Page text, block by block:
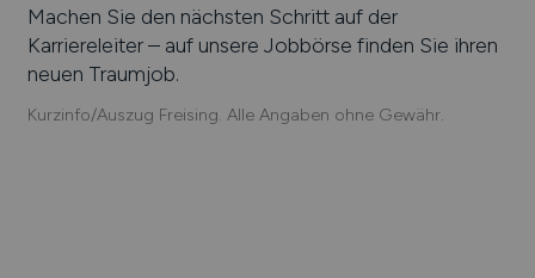
Machen Sie den nächsten Schritt auf der
Karriereleiter – auf unsere Jobbörse finden Sie ihren
neuen Traumjob.
Kurzinfo/Auszug Freising. Alle Angaben ohne Gewähr.